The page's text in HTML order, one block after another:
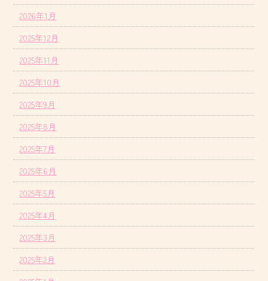
2026年1月
2025年12月
2025年11月
2025年10月
2025年9月
2025年8月
2025年7月
2025年6月
2025年5月
2025年4月
2025年3月
2025年2月